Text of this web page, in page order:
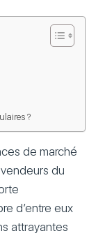
?
de marché
du
d’entre eux
attrayantes